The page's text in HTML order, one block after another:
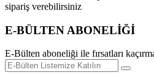
sipariş verebilirsiniz
E-BÜLTEN ABONELİĞİ
E-Bülten aboneliği ile fırsatları